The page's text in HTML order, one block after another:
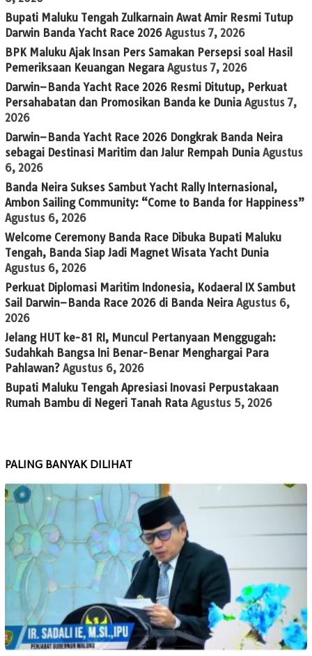
Bupati Maluku Tengah Zulkarnain Awat Amir Resmi Tutup
Darwin Banda Yacht Race 2026 Agustus 7, 2026
BPK Maluku Ajak Insan Pers Samakan Persepsi soal Hasil
Pemeriksaan Keuangan Negara Agustus 7, 2026
Darwin–Banda Yacht Race 2026 Resmi Ditutup, Perkuat
Persahabatan dan Promosikan Banda ke Dunia Agustus 7,
2026
Darwin–Banda Yacht Race 2026 Dongkrak Banda Neira
sebagai Destinasi Maritim dan Jalur Rempah Dunia Agustus
6, 2026
Banda Neira Sukses Sambut Yacht Rally Internasional,
Ambon Sailing Community: “Come to Banda for Happiness”
Agustus 6, 2026
Welcome Ceremony Banda Race Dibuka Bupati Maluku
Tengah, Banda Siap Jadi Magnet Wisata Yacht Dunia
Agustus 6, 2026
Perkuat Diplomasi Maritim Indonesia, Kodaeral IX Sambut
Sail Darwin–Banda Race 2026 di Banda Neira Agustus 6,
2026
Jelang HUT ke-81 RI, Muncul Pertanyaan Menggugah:
Sudahkah Bangsa Ini Benar-Benar Menghargai Para
Pahlawan? Agustus 6, 2026
Bupati Maluku Tengah Apresiasi Inovasi Perpustakaan
Rumah Bambu di Negeri Tanah Rata Agustus 5, 2026
PALING BANYAK DILIHAT